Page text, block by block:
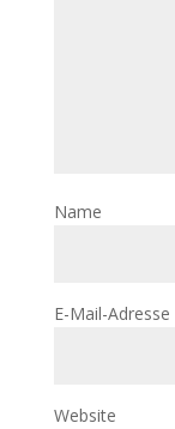
Name
E-Mail-Adresse
Website